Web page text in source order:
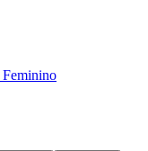
Feminino